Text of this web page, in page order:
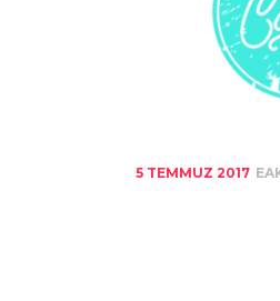
5 TEMMUZ 2017